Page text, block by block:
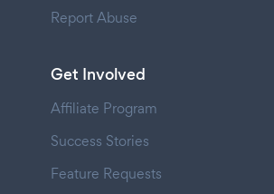
Report Abuse
Get Involved
Affiliate Program
Success Stories
Feature Requests